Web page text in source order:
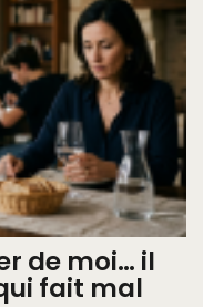
de moi… il
fait mal